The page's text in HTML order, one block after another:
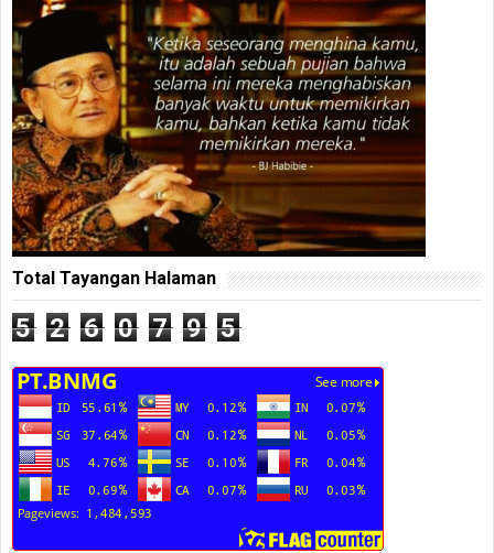
Total Tayangan Halaman
5 2 6 0 7 9 5